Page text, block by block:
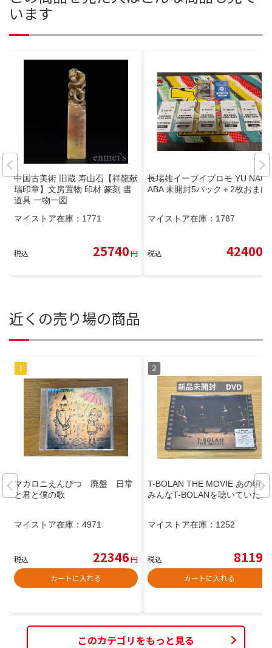
います
中国古美術 旧蔵 寿山石【祥龍献
瑞印章】文房置物 印材 篆刻 書
道具 一物一図
マイストア在庫： 1771
税込 25740円
長場雄イーブイプロモ YU NAG
ABA 未開封5パック＋2枚おまけ
マイストア在庫： 1787
税込 42400
近くの売り場の商品
マカロニえんぴつ 廃盤 日常
と君と僕の歌
マイストア在庫： 4971
税込 22346円
カートに入れる
T-BOLAN THE MOVIE あの頃、
みんなT-BOLANを聴いていた
マイストア在庫： 1252
税込 8119
カートに入れる
このカテゴリをもっと見る